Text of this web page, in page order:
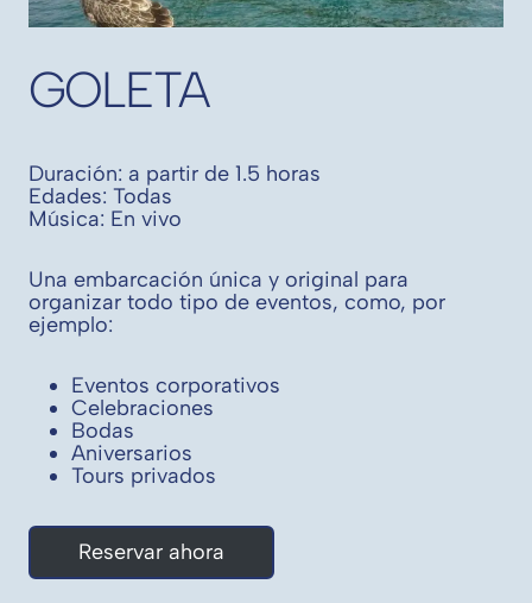
GOLETA
Duración: a partir de 1.5 horas
Edades: Todas
Música: En vivo
Una embarcación única y original para
organizar todo tipo de eventos, como, por
ejemplo:
Eventos corporativos
Celebraciones
Bodas
Aniversarios
Tours privados
Reservar ahora